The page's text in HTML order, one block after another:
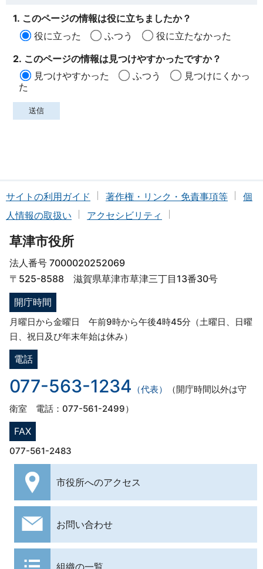
1. このページの情報は役に立ちましたか？
役に立った
ふつう
役に立たなかった
2. このページの情報は見つけやすかったですか？
見つけやすかった
ふつう
見つけにくかっ
た
サイトの利用ガイド 著作権・リンク・免責事項等
個
人情報の取扱い
アクセシビリティ
草津市役所
法人番号 7000020252069
〒525-8588 滋賀県草津市草津三丁目13番30号
開庁時間
月曜日から金曜日 午前9時から午後4時45分（土曜日、日曜
日、祝日及び年末年始は休み）
電話
077-563-1234 （代表）
（開庁時間以外は守
衛室 電話：077-561-2499）
FAX
077-561-2483
市役所へのアクセス
お問い合わせ
組織の一覧